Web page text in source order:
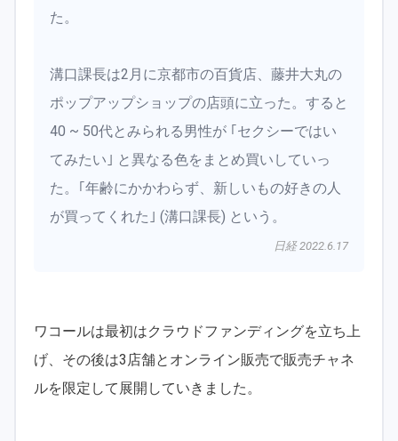
た。
溝口課長は2月に京都市の百貨店、藤井大丸の
ポップアップショップの店頭に立った。すると
40 ~ 50代とみられる男性が ｢セクシーではい
てみたい｣ と異なる色をまとめ買いしていっ
た。｢年齢にかかわらず、新しいもの好きの人
が買ってくれた｣ (溝口課長) という。
日経 2022.6.17
ワコールは最初はクラウドファンディングを立ち上
げ、その後は3店舗とオンライン販売で販売チャネ
ルを限定して展開していきました。